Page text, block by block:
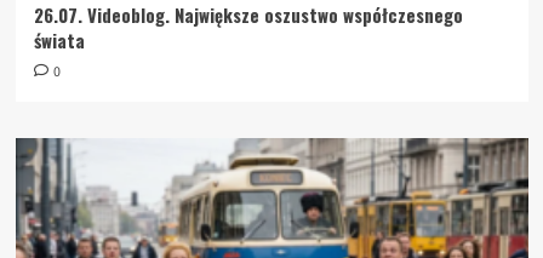
26.07. Videoblog. Największe oszustwo współczesnego
świata
0